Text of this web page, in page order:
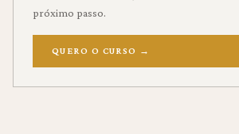
próximo passo.
QUERO O CURSO →